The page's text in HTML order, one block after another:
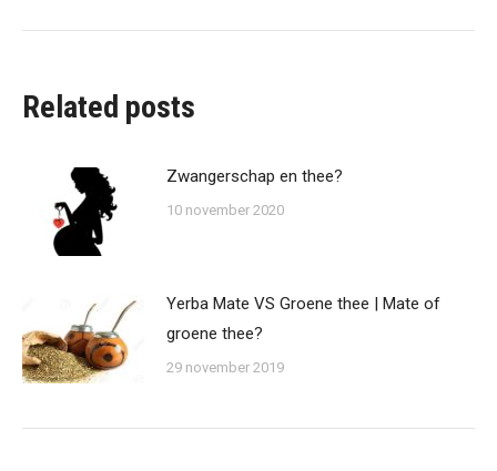
Related posts
Zwangerschap en thee?
10 november 2020
Yerba Mate VS Groene thee | Mate of
groene thee?
29 november 2019